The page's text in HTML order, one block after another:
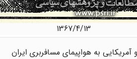
1367/4/13
آمریکایی به هواپیمای مسافربری ایران